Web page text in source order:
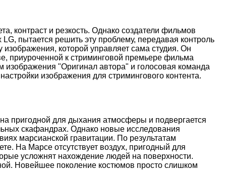
контраст и резкость. Однако создатели фильмов
пытается решить эту проблему, передавая контроль
которой управляет сама студия. Он
приуроченной к стриминговой премьере фильма
"Оригинал автора" и голосовая команда
изображения для стримингового контента.
пригодной для дыхания атмосферы и подвергается
скафандрах. Однако новые исследования
марсианской гравитации. По результатам
На Марсе отсутствует воздух, пригодный для
усложнят нахождение людей на поверхности.
Новейшее поколение костюмов просто слишком